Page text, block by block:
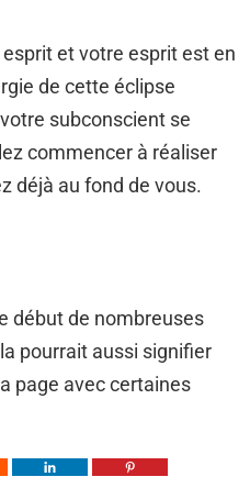
et votre esprit est en
de cette éclipse
subconscient se
commencer à réaliser
déjà au fond de vous.
début de nombreuses
pourrait aussi signifier
page avec certaines